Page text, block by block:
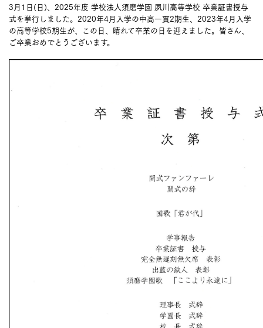
3月1日(日)、2025年度 学校法人須磨学園 夙川高等学校 卒業証書授与
式を挙行しました。2020年4月入学の中高一貫2期生、2023年4月入学
の高等学校5期生が、この日、晴れて卒業の日を迎えました。皆さん、
ご卒業おめでとうございます。